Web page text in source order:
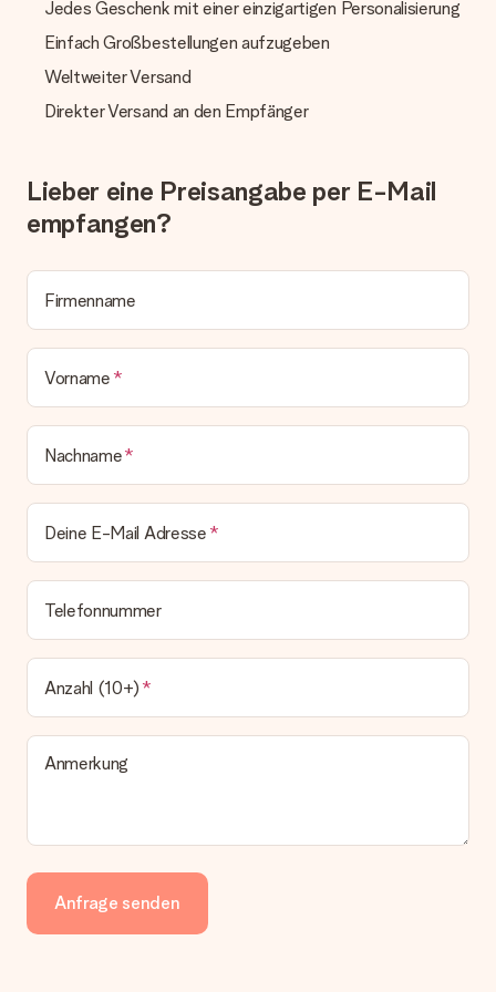
Geschenk empfangen
Was, wenn das Geschenk meine Erwartungen nicht
erfüllt?
Sollte das Geschenk wider Erwarten deine Erwartungen nicht
Wird die Rechnung mit der Bestellung mitverschickt?
Alle Lieferungen erfolgen ohne Rechnung und/oder
zeitgleich mit der Bestätigungsmail und kannst sie jederzeit in
deinem MySurprise Account einsehen. Du kannst das
Jedes Geschenk mit einer einzigartigen Personalisierung
Einfach Großbestellungen aufzugeben
Weltweiter Versand
Direkter Versand an den Empfänger
Lieber eine Preisangabe per E-Mail
empfangen?
Firmenname
Vorname
Nachname
Deine E-Mail Adresse
Telefonnummer
Anzahl (10+)
Anmerkung
Anfrage senden